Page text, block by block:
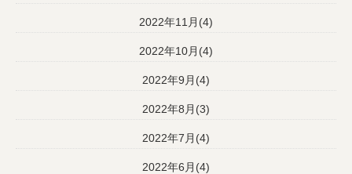
2022年11月(4)
2022年10月(4)
2022年9月(4)
2022年8月(3)
2022年7月(4)
2022年6月(4)